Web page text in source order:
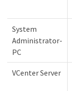
System
Administrator-
PC
VCenter Server